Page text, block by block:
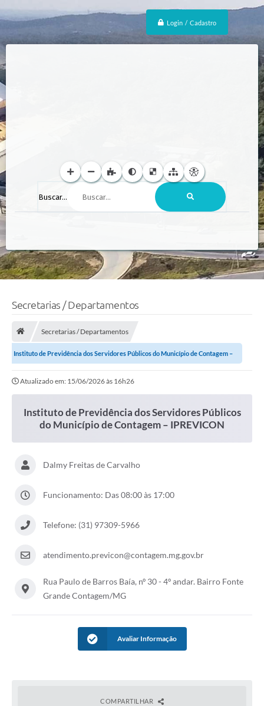
Login / Cadastro
Buscar...
Secretarias / Departamentos
Secretarias / Departamentos
Instituto de Previdência dos Servidores Públicos do Município de Contagem –
Atualizado em: 15/06/2026 às 16h26
Instituto de Previdência dos Servidores Públicos
do Município de Contagem – IPREVICON
Dalmy Freitas de Carvalho
Funcionamento: Das 08:00 às 17:00
Telefone: (31) 97309-5966
atendimento.previcon@contagem.mg.gov.br
Rua Paulo de Barros Baía, nº 30 - 4º andar. Bairro Fonte
Grande Contagem/MG
Avaliar Informação
COMPARTILHAR